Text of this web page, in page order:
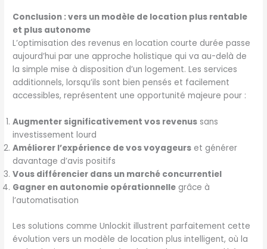
Conclusion : vers un modèle de location plus rentable
et plus autonome
L’optimisation des revenus en location courte durée passe
aujourd’hui par une approche holistique qui va au-delà de
la simple mise à disposition d’un logement. Les services
additionnels, lorsqu’ils sont bien pensés et facilement
accessibles, représentent une opportunité majeure pour :
Augmenter significativement vos revenus sans
investissement lourd
Améliorer l’expérience de vos voyageurs et générer
davantage d’avis positifs
Vous différencier dans un marché concurrentiel
Gagner en autonomie opérationnelle grâce à
l’automatisation
Les solutions comme Unlockit illustrent parfaitement cette
évolution vers un modèle de location plus intelligent, où la